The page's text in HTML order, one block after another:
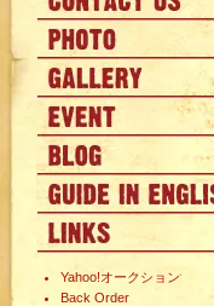
Yahoo!オークション
Back Order